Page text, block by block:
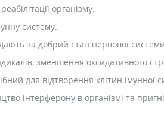
організму.
систему.
за добрий стан нервової
зменшення оксидативного
для відтворення клітин імунної
інтерферону в організмі та